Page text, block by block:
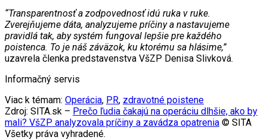
“Transparentnosť a zodpovednosť idú ruka v ruke.
Zverejňujeme dáta, analyzujeme príčiny a nastavujeme
pravidlá tak, aby systém fungoval lepšie pre každého
poistenca. To je náš záväzok, ku ktorému sa hlásime,”
uzavrela členka predstavenstva VšZP Denisa Slivková.
Informačný servis
Viac k témam: Operácia, PR, zdravotné poistene
Zdroj: SITA.sk – Prečo ľudia čakajú na operáciu dlhšie, ako by
mali? VšZP analyzovala príčiny a zavádza opatrenia © SITA
Všetky práva vyhradené.